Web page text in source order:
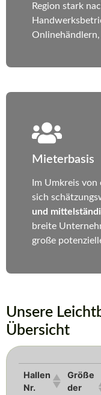
Region stark
Mieterbasis
Im Umkreis
sich
und
breite
große
Unsere
Übersicht
Hallen
Nr.
Größe
der